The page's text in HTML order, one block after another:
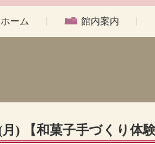
ホーム 館内案内
月) 【和菓子手づくり体